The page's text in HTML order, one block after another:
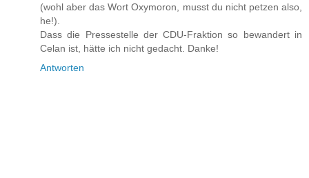
(wohl aber das Wort Oxymoron, musst du nicht petzen also,
he!).
Dass die Pressestelle der CDU-Fraktion so bewandert in
Celan ist, hätte ich nicht gedacht. Danke!
Antworten